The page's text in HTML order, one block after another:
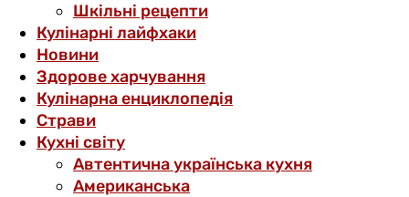
Шкільні рецепти
Кулінарні лайфхаки
Новини
Здорове харчування
Кулінарна енциклопедія
Страви
Кухні світу
Автентична українська кухня
Американська